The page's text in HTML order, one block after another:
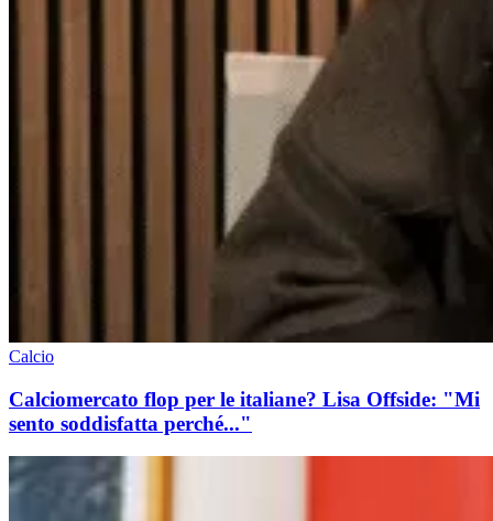
Calcio
Calciomercato flop per le italiane? Lisa Offside: "Mi
sento soddisfatta perché..."